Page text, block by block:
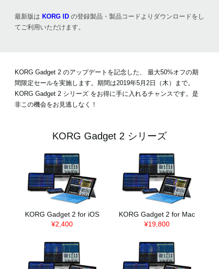
最新版は KORG ID の登録製品・製品コードよりダウンロードをし
てご利用いただけます。
KORG Gadget 2 のアップデートを記念した、 最大50%オフの期
間限定セールを実施します。期間は2019年5月2日（木）まで。
KORG Gadget 2 シリーズ をお得に手に入れるチャンスです。是
非この機会をお見逃しなく！
KORG Gadget 2 シリーズ
KORG Gadget 2 for iOS
¥2,400
KORG Gadget 2 for Mac
¥19,800